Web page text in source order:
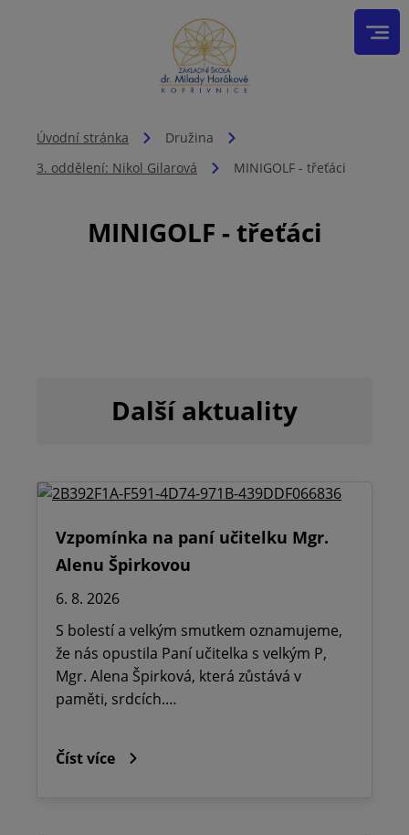
Úvodní stránka
Družina
3. oddělení: Nikol Gilarová
MINIGOLF - třeťáci
MINIGOLF - třeťáci
Další aktuality
Vzpomínka na paní učitelku Mgr.
Alenu Špirkovou
6. 8. 2026
S bolestí a velkým smutkem oznamujeme,
že nás opustila Paní učitelka s velkým P,
Mgr. Alena Špirková, která zůstává v
paměti, srdcích.…
Číst více